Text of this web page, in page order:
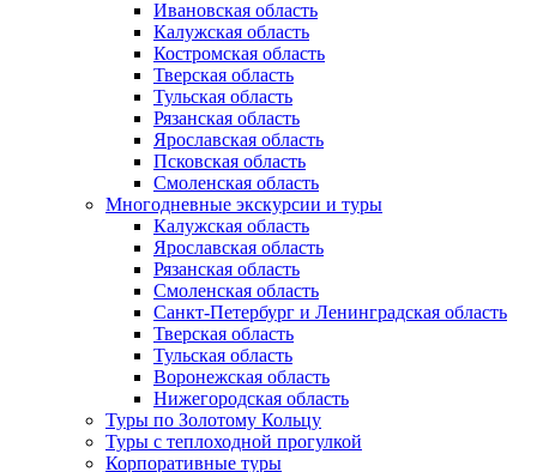
Ивановская область
Калужская область
Костромская область
Тверская область
Тульская область
Рязанская область
Ярославская область
Псковская область
Смоленская область
Многодневные экскурсии и туры
Калужская область
Ярославская область
Рязанская область
Смоленская область
Санкт-Петербург и Ленинградская область
Тверская область
Тульская область
Воронежская область
Нижегородская область
Туры по Золотому Кольцу
Туры с теплоходной прогулкой
Корпоративные туры